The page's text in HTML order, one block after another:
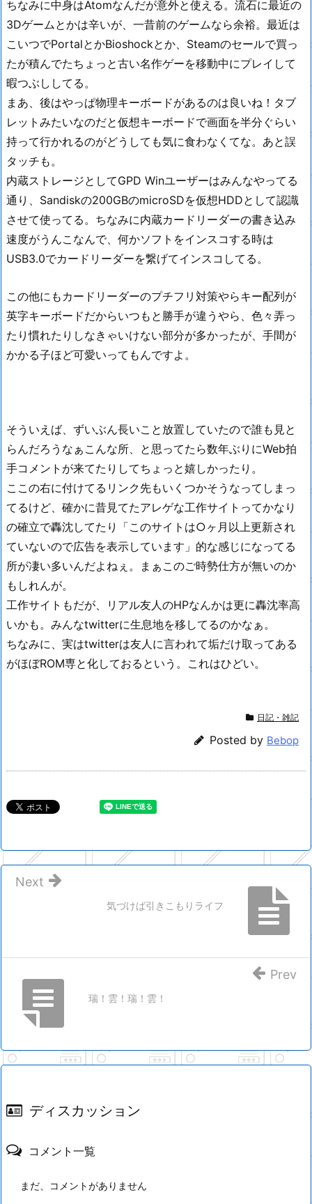
ちなみに中身はAtomなんだが意外と使える。流石に最近の
3Dゲームとかは辛いが、一昔前のゲームなら余裕。最近は
こいつでPortalとかBioshockとか、Steamのセールで買っ
たが積んでたちょっと古い名作ゲーを移動中にプレイして
暇つぶししてる。
まあ、後はやっぱ物理キーボードがあるのは良いね！タブ
レットみたいなのだと仮想キーボードで画面を半分ぐらい
持って行かれるのがどうしても気に食わなくてな。あと誤
タッチも。
内蔵ストレージとしてGPD Winユーザーはみんなやってる
通り、Sandiskの200GBのmicroSDを仮想HDDとして認識
させて使ってる。ちなみに内蔵カードリーダーの書き込み
速度がうんこなんで、何かソフトをインスコする時は
USB3.0でカードリーダーを繋げてインスコしてる。
この他にもカードリーダーのプチフリ対策やらキー配列が
英字キーボードだからいつもと勝手が違うやら、色々弄っ
たり慣れたりしなきゃいけない部分が多かったが、手間が
かかる子ほど可愛いってもんですよ。
そういえば、ずいぶん長いこと放置していたので誰も見と
らんだろうなぁこんな所、と思ってたら数年ぶりにWeb拍
手コメントが来てたりしてちょっと嬉しかったり。
ここの右に付けてるリンク先もいくつかそうなってしまっ
てるけど、確かに昔見てたアレゲな工作サイトってかなり
の確立で轟沈してたり「このサイトは○ヶ月以上更新され
ていないので広告を表示しています」的な感じになってる
所が凄い多いんだよねぇ。まぁこのご時勢仕方が無いのか
もしれんが。
工作サイトもだが、リアル友人のHPなんかは更に轟沈率高
いかも。みんなtwitterに生息地を移してるのかなぁ。
ちなみに、実はtwitterは友人に言われて垢だけ取ってある
がほぼROM専と化しておるという。これはひどい。
日記・雑記
Posted by Bebop
気づけば引きこもりライフ
Next
瑞！雲！瑞！雲！
Prev
ディスカッション
コメント一覧
まだ、コメントがありません